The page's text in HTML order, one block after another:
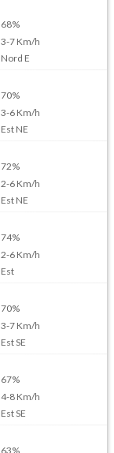
68%
3-7Km/h
Nord E
70%
3-6Km/h
Est NE
72%
2-6Km/h
Est NE
74%
2-6Km/h
Est
70%
3-7Km/h
Est SE
67%
4-8Km/h
Est SE
63%